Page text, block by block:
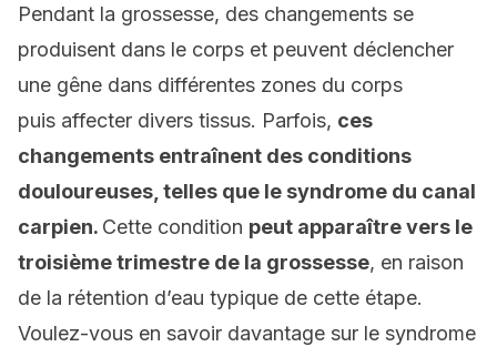
Pendant la grossesse, des changements se
produisent dans le corps et peuvent déclencher
une gêne dans différentes zones du corps
puis affecter divers tissus. Parfois, ces
changements entraînent des conditions
douloureuses, telles que le syndrome du canal
carpien. Cette condition peut apparaître vers le
troisième trimestre de la grossesse, en raison
de la rétention d’eau typique de cette étape.
Voulez-vous en savoir davantage sur le syndrome